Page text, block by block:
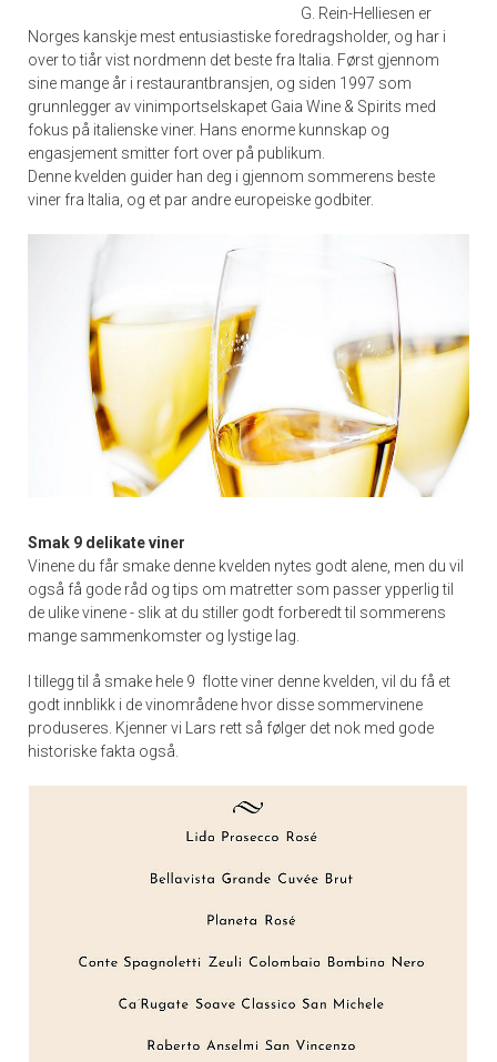
G. Rein-Helliesen er
Norges kanskje mest entusiastiske foredragsholder, og har i
over to tiår vist nordmenn det beste fra Italia. Først gjennom
sine mange år i restaurantbransjen, og siden 1997 som
grunnlegger av vinimportselskapet Gaia Wine & Spirits med
fokus på italienske viner. Hans enorme kunnskap og
engasjement smitter fort over på publikum.
Denne kvelden guider han deg i gjennom sommerens beste
viner fra Italia, og et par andre europeiske godbiter.
Smak 9 delikate viner
Vinene du får smake denne kvelden nytes godt alene, men du vil
også få gode råd og tips om matretter som passer ypperlig til
de ulike vinene - slik at du stiller godt forberedt til sommerens
mange sammenkomster og lystige lag.
I tillegg til å smake hele 9 flotte viner denne kvelden, vil du få et
godt innblikk i de vinområdene hvor disse sommervinene
produseres. Kjenner vi Lars rett så følger det nok med gode
historiske fakta også.